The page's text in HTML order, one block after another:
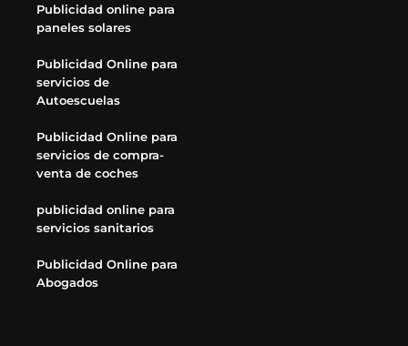
Publicidad online para
paneles solares
Publicidad Online para
servicios de
Autoescuelas
Publicidad Online para
servicios de compra-
venta de coches
publicidad online para
servicios sanitarios
Publicidad Online para
Abogados